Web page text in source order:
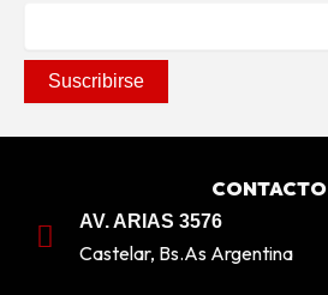
CONTACTO
AV. ARIAS 3576
Castelar, Bs.As Argentina